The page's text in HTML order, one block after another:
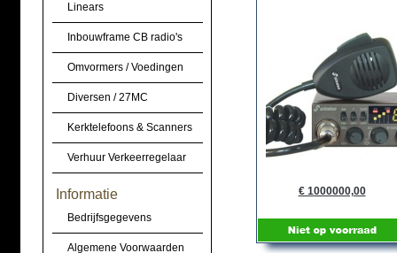
Linears
Inbouwframe CB radio's
Omvormers / Voedingen
Diversen / 27MC
Kerktelefoons & Scanners
Verhuur Verkeerregelaar
Informatie
Bedrijfsgegevens
Algemene Voorwaarden
€ 1000000,00